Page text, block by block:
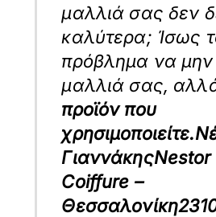
μαλλιά σας δεν
καλύτερα; Ίσως
πρόβλημα να μην
μαλλιά σας,
προϊόν που
χρησιμοποιείτε.
ΓιαννάκηςNestor
Coiffure –